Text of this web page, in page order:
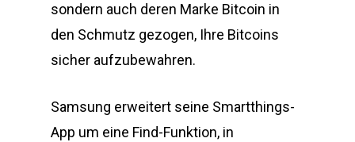
sondern auch deren Marke Bitcoin in
den Schmutz gezogen, Ihre Bitcoins
sicher aufzubewahren.
Samsung erweitert seine Smartthings-
App um eine Find-Funktion, in